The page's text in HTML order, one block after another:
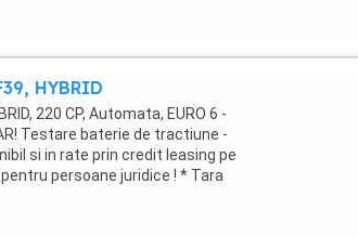
HYBRID
220 CP, Automata, EURO 6 -
Testare baterie de tractiune -
si in rate prin credit leasing pe
persoane juridice ! * Tara